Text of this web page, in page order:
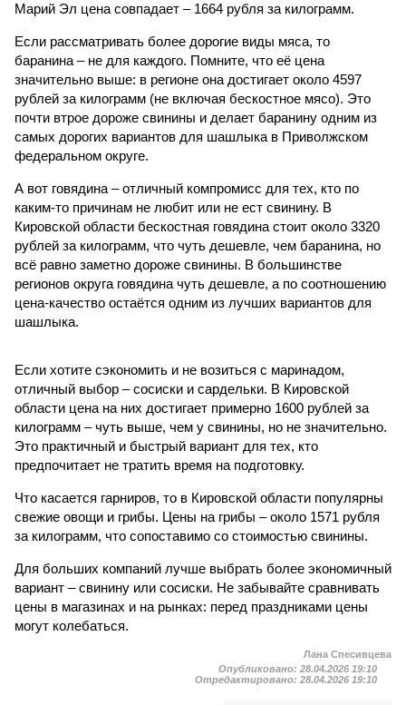
Марий Эл цена совпадает – 1664 рубля за килограмм.
Если рассматривать более дорогие виды мяса, то
баранина – не для каждого. Помните, что её цена
значительно выше: в регионе она достигает около 4597
рублей за килограмм (не включая бескостное мясо). Это
почти втрое дороже свинины и делает баранину одним из
самых дорогих вариантов для шашлыка в Приволжском
федеральном округе.
А вот говядина – отличный компромисс для тех, кто по
каким-то причинам не любит или не ест свинину. В
Кировской области бескостная говядина стоит около 3320
рублей за килограмм, что чуть дешевле, чем баранина, но
всё равно заметно дороже свинины. В большинстве
регионов округа говядина чуть дешевле, а по соотношению
цена-качество остаётся одним из лучших вариантов для
шашлыка.
Если хотите сэкономить и не возиться с маринадом,
отличный выбор – сосиски и сардельки. В Кировской
области цена на них достигает примерно 1600 рублей за
килограмм – чуть выше, чем у свинины, но не значительно.
Это практичный и быстрый вариант для тех, кто
предпочитает не тратить время на подготовку.
Что касается гарниров, то в Кировской области популярны
свежие овощи и грибы. Цены на грибы – около 1571 рубля
за килограмм, что сопоставимо со стоимостью свинины.
Для больших компаний лучше выбрать более экономичный
вариант – свинину или сосиски. Не забывайте сравнивать
цены в магазинах и на рынках: перед праздниками цены
могут колебаться.
Лана Спесивцева
Опубликовано: 28.04.2026 19:10
Отредактировано: 28.04.2026 19:10